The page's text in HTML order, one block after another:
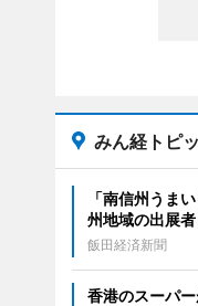
みん経トピ
「南信州うま
州地域の出展
飯田経済新聞
香港のスーパ